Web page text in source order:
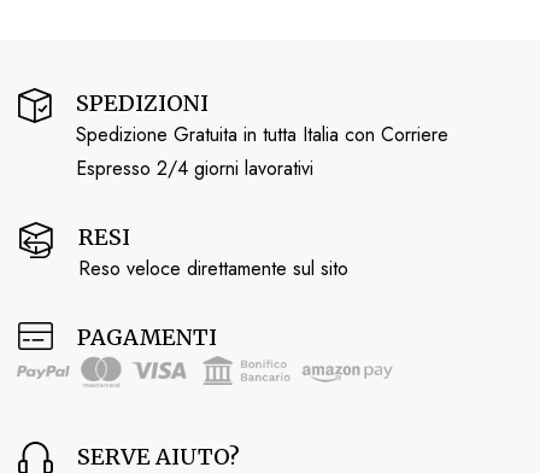
SPEDIZIONI
Spedizione Gratuita in tutta Italia con Corriere
Espresso 2/4 giorni lavorativi
RESI
Reso veloce direttamente sul sito
PAGAMENTI
SERVE AIUTO?